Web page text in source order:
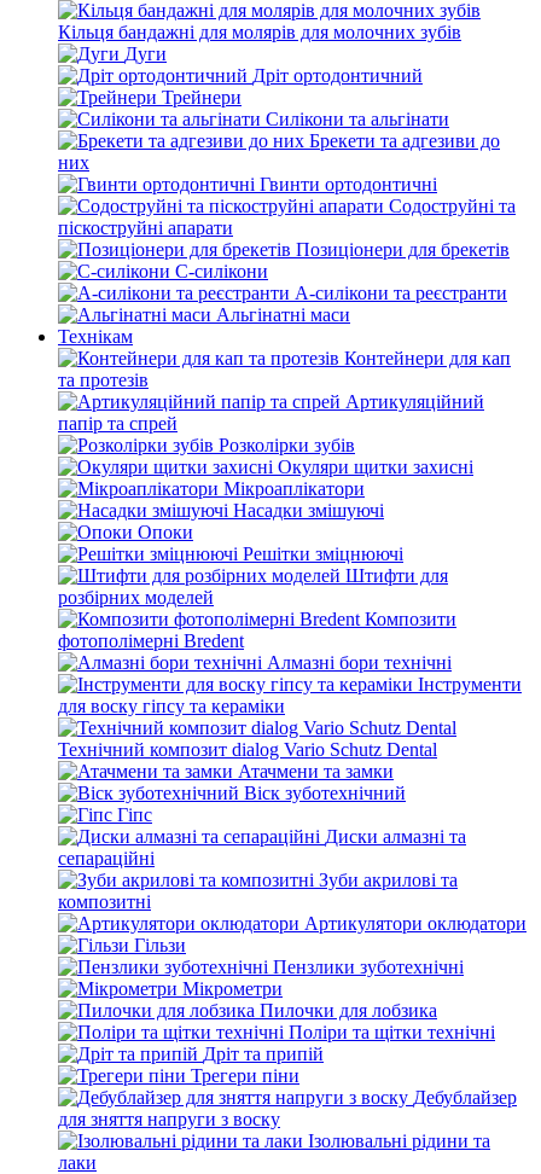
Кільця бандажні для молярів для молочних зубів
Дуги
Дріт ортодонтичний
Трейнери
Силікони та альгінати
Брекети та адгезиви до
них
Гвинти ортодонтичні
Содоструйні та
піскоструйні апарати
Позиціонери для брекетів
С-силікони
А-силікони та реєстранти
Альгінатні маси
Технікам
Контейнери для кап
та протезів
Артикуляційний
папір та спрей
Розколірки зубів
Окуляри щитки захисні
Мікроаплікатори
Насадки змішуючі
Опоки
Решітки зміцнюючі
Штифти для
розбірних моделей
Композити
фотополімерні Bredent
Алмазні бори технічні
Інструменти
для воску гіпсу та кераміки
Технічний композит dialog Vario Schutz Dental
Атачмени та замки
Віск зуботехнічний
Гіпс
Диски алмазні та
сепараційні
Зуби акрилові та
композитні
Артикулятори оклюдатори
Гільзи
Пензлики зуботехнічні
Мікрометри
Пилочки для лобзика
Поліри та щітки технічні
Дріт та припій
Трегери піни
Дебублайзер
для зняття напруги з воску
Ізолювальні рідини та
лаки